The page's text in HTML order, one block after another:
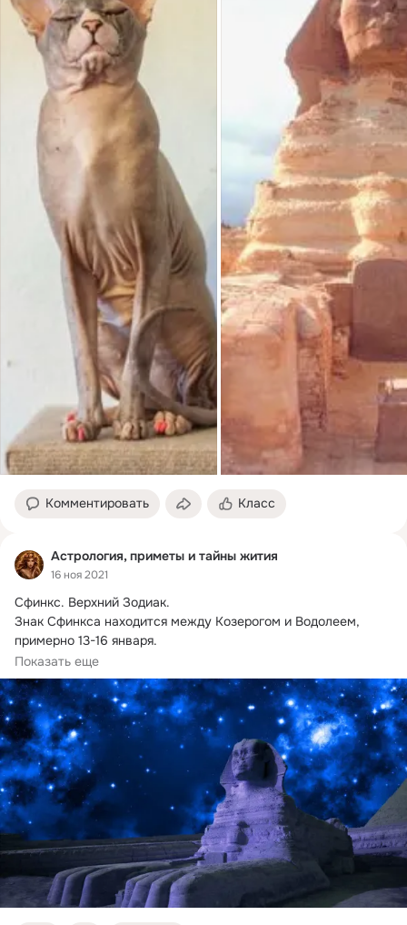
Комментировать Класс
Астрология, приметы и тайны жития
16 ноя 2021
Сфинкс. Верхний Зодиак.
Знак Сфинкса находится между Козерогом и Водолеем,
примерно 13-16 января.
Планета-управитель знака: Меркурий, Сатурн.
Показать еще